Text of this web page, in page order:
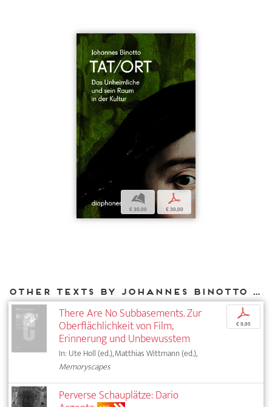
b
€ 30,00
p
€ 30,00
Other texts by Johannes Binotto for DIAPHANES
There Are No Subbasements. Zur
Oberflächlichkeit von Film,
Erinnerung und Unbewusstem
In: Ute Holl (ed.), Matthias Wittmann (ed.),
Memoryscapes
p
€ 9,95
Perverse Schauplätze: Dario